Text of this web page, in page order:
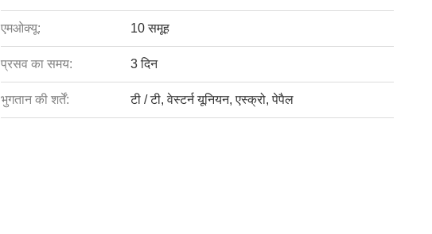
एमओक्यू: 10 समूह
प्रसव का समय: 3 दिन
भुगतान की शर्तें: टी / टी, वेस्टर्न यूनियन, एस्क्रो, पेपैल